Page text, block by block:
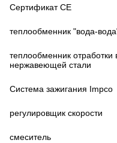
Сертификат CE
теплообменник "вода-
теплообменник
нержавеющей стали
Система зажигания Impco
регулировщик скорости
смеситель